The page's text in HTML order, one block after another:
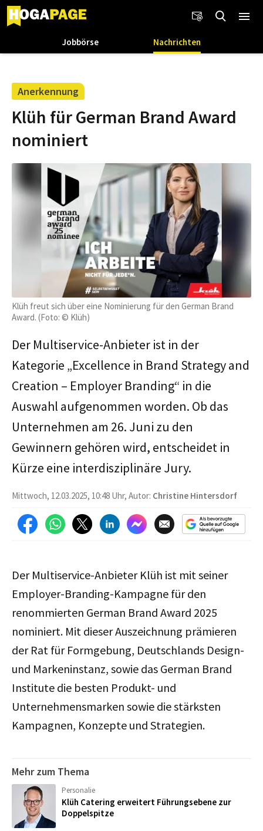
Jobbörse Nachrichten
Anerkennung
Klüh für German Brand Award
nominiert
Klüh freut sich über eine Nominierung für den German Brand
Award. (Foto: © Klüh)
Der Multiservice-Anbieter ist in der
Kategorie „Excellence in Brand Strategy and
Creation – Employer Branding“ in die
Auswahl aufgenommen worden. Ob das
Unternehmen am 26. Juni zu den
Gewinnern gehören wird, entscheidet in
Kürze eine interdisziplinäre Jury.
Mittwoch, 12.03.2025, 10:48 Uhr, Autor: Christine Hintersdorf
Der Multiservice-Anbieter Klüh ist mit seiner
Employer-Branding-Kampagne für den
renommierten German Brand Award 2025
nominiert. Mit dieser Auszeichnung prämieren
der Rat für Formgebung, Deutschlands Design-
und Markeninstanz, sowie das German Brand
Institute die besten Produkt- und
Unternehmensmarken sowie die stärksten
Kampagnen, Konzepte und Strategien.
Mehr zum Thema
Personalie
Klüh Catering erweitert Führungsebene zur
Doppelspitze